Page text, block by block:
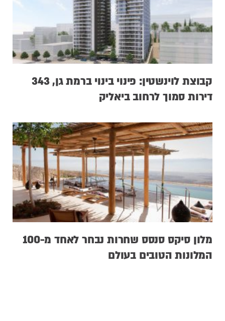
קבוצת לוינשטין: פינוי בינוי ברמת גן, 343
דירות סמוך לרחוב ביאליק
מלון סיקס סנסס שחרות נבחר לאחד מ-100
המלונות הטובים בעולם